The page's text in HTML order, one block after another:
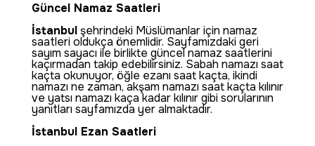
Güncel Namaz Saatleri
İstanbulşehrindeki Müslümanlar için namaz
saatleri oldukça önemlidir. Sayfamızdaki geri
sayım sayacı ile birlikte güncel namaz saatlerini
kaçırmadan takip edebilirsiniz. Sabah namazı saat
kaçta okunuyor, öğle ezanı saat kaçta, ikindi
namazı ne zaman, akşam namazı saat kaçta kılınır
ve yatsı namazı kaça kadar kılınır gibi sorularının
yanıtları sayfamızda yer almaktadır.
İstanbul Ezan Saatleri